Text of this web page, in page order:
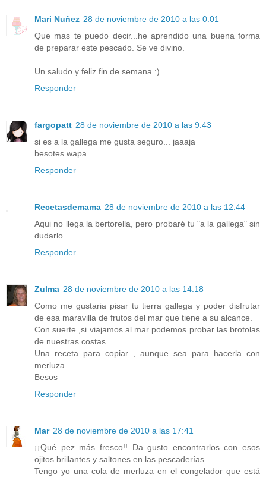
Mari Nuñez 28 de noviembre de 2010 a las 0:01
Que mas te puedo decir...he aprendido una buena forma
de preparar este pescado. Se ve divino.
Un saludo y feliz fin de semana :)
Responder
fargopatt 28 de noviembre de 2010 a las 9:43
si es a la gallega me gusta seguro... jaaaja
besotes wapa
Responder
Recetasdemama 28 de noviembre de 2010 a las 12:44
Aqui no llega la bertorella, pero probaré tu "a la gallega" sin
dudarlo
Responder
Zulma 28 de noviembre de 2010 a las 14:18
Como me gustaria pisar tu tierra gallega y poder disfrutar
de esa maravilla de frutos del mar que tiene a su alcance.
Con suerte ,si viajamos al mar podemos probar las brotolas
de nuestras costas.
Una receta para copiar , aunque sea para hacerla con
merluza.
Besos
Responder
Mar 28 de noviembre de 2010 a las 17:41
¡¡Qué pez más fresco!! Da gusto encontrarlos con esos
ojitos brillantes y saltones en las pescaderías.
Tengo yo una cola de merluza en el congelador que está